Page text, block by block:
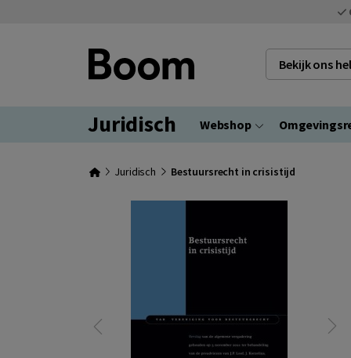
Bekijk ons
Juridisch Webshop
Juridisch Bestuursrecht in crisistijd